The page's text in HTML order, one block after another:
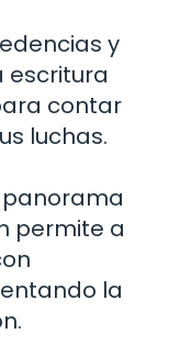
y
escritura
contar
luchas.
panorama
permite a
la